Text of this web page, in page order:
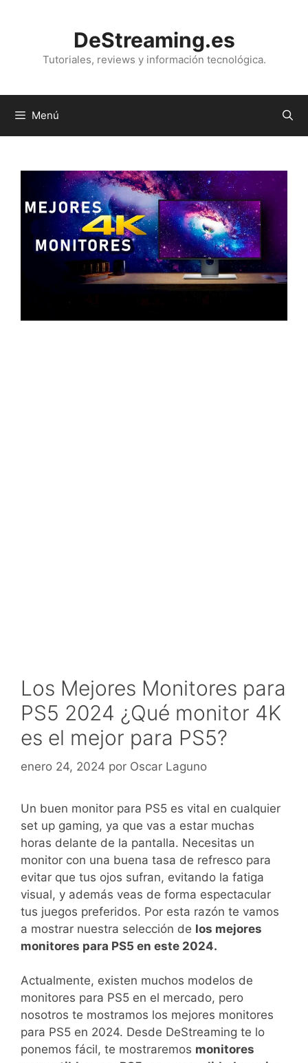
DeStreaming.es
Tutoriales, reviews y información tecnológica.
Menú
Los Mejores Monitores para
PS5 2024 ¿Qué monitor 4K
es el mejor para PS5?
enero 24, 2024 por Oscar Laguno
Un buen monitor para PS5 es vital en cualquier
set up gaming, ya que vas a estar muchas
horas delante de la pantalla. Necesitas un
monitor con una buena tasa de refresco para
evitar que tus ojos sufran, evitando la fatiga
visual, y además veas de forma espectacular
tus juegos preferidos. Por esta razón te vamos
a mostrar nuestra selección de los mejores
monitores para PS5 en este 2024.
Actualmente, existen muchos modelos de
monitores para PS5 en el mercado, pero
nosotros te mostramos los mejores monitores
para PS5 en 2024. Desde DeStreaming te lo
ponemos fácil, te mostraremos monitores